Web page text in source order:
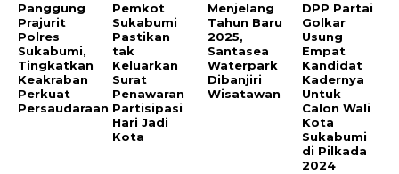
Panggung
Prajurit
Polres
Sukabumi,
Tingkatkan
Keakraban
Perkuat
Persaudaraan
Pemkot
Sukabumi
Pastikan
tak
Keluarkan
Surat
Penawaran
Partisipasi
Hari Jadi
Kota
Menjelang
Tahun Baru
2025,
Santasea
Waterpark
Dibanjiri
Wisatawan
DPP Partai
Golkar
Usung
Empat
Kandidat
Kadernya
Untuk
Calon Wali
Kota
Sukabumi
di Pilkada
2024